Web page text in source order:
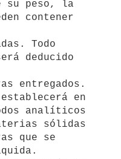
contener
Todo
deducido
entregados.
analíticos
sólidas
que se